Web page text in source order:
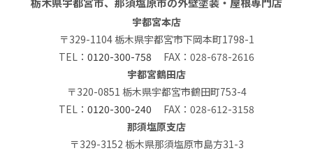
宇都宮本店
〒329-1104 栃木県宇都宮市下岡本町1798-1
TEL： 0120-300-758 FAX：028-678-2616
宇都宮鶴田店
〒320-0851 栃木県宇都宮市鶴田町753-4
TEL： 0120-300-240 FAX：028-612-3158
那須塩原支店
〒329-3152 栃木県那須塩原市島方31-3